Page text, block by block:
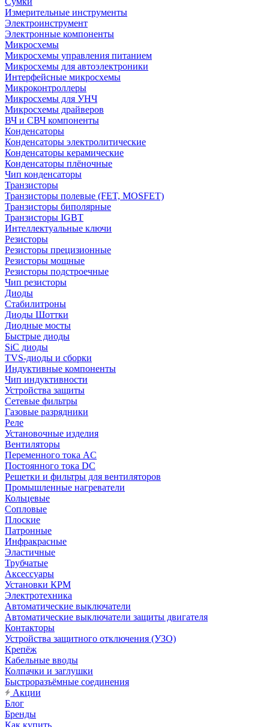
Измерительные инструменты
Электроинструмент
Электронные компоненты
Микросхемы
Микросхемы управления питанием
Микросхемы для автоэлектроники
Интерфейсные микросхемы
Микроконтроллеры
Микросхемы для УНЧ
Микросхемы драйверов
ВЧ и СВЧ компоненты
Конденсаторы
Конденсаторы электролитические
Конденсаторы керамические
Конденсаторы плёночные
Чип конденсаторы
Транзисторы
Транзисторы полевые (FET, MOSFET)
Транзисторы биполярные
Транзисторы IGBT
Интеллектуальные ключи
Резисторы
Резисторы прецизионные
Резисторы мощные
Резисторы подстроечные
Чип резисторы
Диоды
Стабилитроны
Диоды Шоттки
Диодные мосты
Быстрые диоды
SiC диоды
TVS-диоды и сборки
Индуктивные компоненты
Чип индуктивности
Устройства защиты
Сетевые фильтры
Газовые разрядники
Реле
Установочные изделия
Вентиляторы
Переменного тока AC
Постоянного тока DC
Решетки и фильтры для вентиляторов
Промышленные нагреватели
Кольцевые
Сопловые
Плоские
Патронные
Инфракрасные
Эластичные
Трубчатые
Аксессуары
Установки КРМ
Электротехника
Автоматические выключатели
Автоматические выключатели защиты двигателя
Контакторы
Устройства защитного отключения (УЗО)
Крепёж
Кабельные вводы
Колпачки и заглушки
Быстроразъёмные соединения
Акции
Блог
Бренды
Как купить